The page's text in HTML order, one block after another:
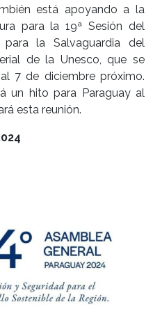
está apoyando a la
para la 19ª Sesión del
para la Salvaguardia del
de la Unesco, que se
7 de diciembre próximo.
un hito para Paraguay al
esta reunión.